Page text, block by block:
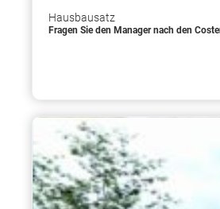
Hausbausatz
Fragen Sie den Manager nach den